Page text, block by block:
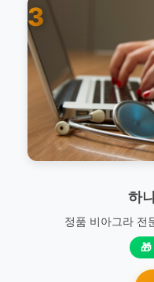
3
하
정품 비아그라 전
🎁